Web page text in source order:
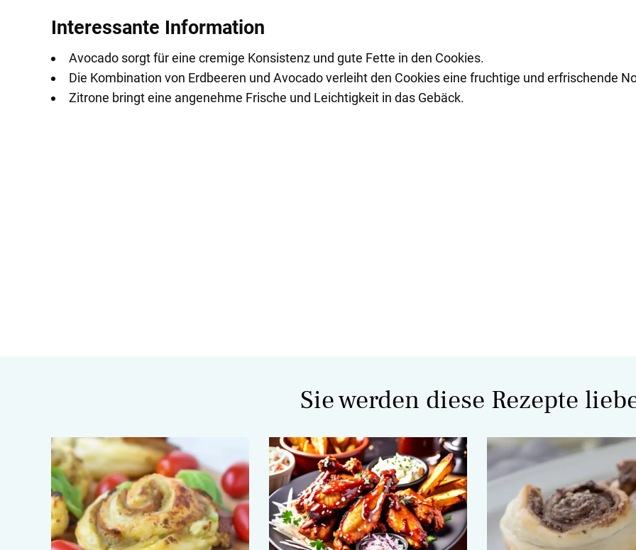
Interessante Information
Avocado sorgt für eine cremige Konsistenz und gute Fette in den Cookies.
Die Kombination von Erdbeeren und Avocado verleiht den Cookies eine fruchtige und erfrischende
Zitrone bringt eine angenehme Frische und Leichtigkeit in das Gebäck.
Sie werden diese Rezepte